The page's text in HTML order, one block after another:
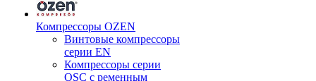
Компрессоры OZEN
Винтовые компрессоры
серии EN
Компрессоры серии
OSC с ременным